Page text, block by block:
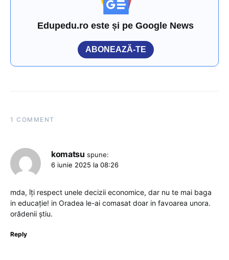
Edupedu.ro este și pe Google News
ABONEAZĂ-TE
1 COMMENT
komatsu spune:
6 iunie 2025 la 08:26
mda, îți respect unele decizii economice, dar nu te mai baga
in educație! in Oradea le-ai comasat doar in favoarea unora.
orădenii știu.
Reply